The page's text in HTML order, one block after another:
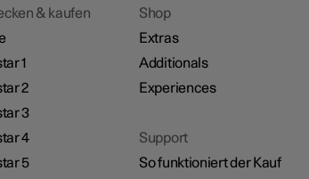
& kaufen
1
2
3
4
5
Shop
Extras
Additionals
Experiences
Support
So funktioniert der Kauf